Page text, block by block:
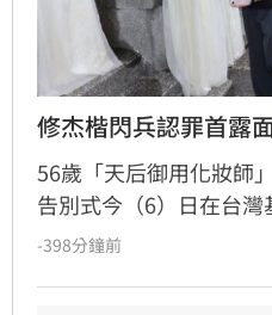
修杰楷閃兵認罪首露
56歲「天后御用化妝師
告別式今（6）日在台
教會舉行。她生前與眾
-398分鐘前